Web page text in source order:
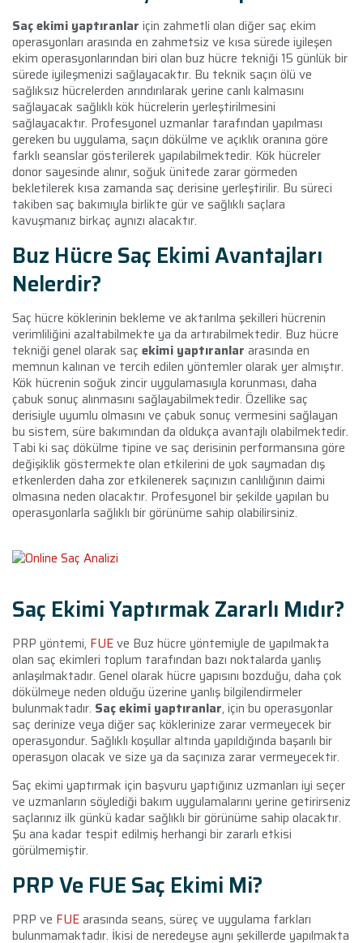
Saç ekimi yaptıranlar için zahmetli olan diğer saç ekim
operasyonları arasında en zahmetsiz ve kısa sürede iyileşen
ekim operasyonlarından biri olan buz hücre tekniği 15 günlük bir
sürede iyileşmenizi sağlayacaktır. Bu teknik saçın ölü ve
sağlıksız hücrelerden arındırılarak yerine canlı kalmasını
sağlayacak sağlıklı kök hücrelerin yerleştirilmesini
sağlayacaktır. Profesyonel uzmanlar tarafından yapılması
gereken bu uygulama, saçın dökülme ve açıklık oranına göre
farklı seanslar gösterilerek yapılabilmektedir. Kök hücreler
donor sayesinde alınır, soğuk ünitede zarar görmeden
bekletilerek kısa zamanda saç derisine yerleştirilir. Bu süreci
takiben saç bakımıyla birlikte gür ve sağlıklı saçlara
kavuşmanız birkaç aynızı alacaktır.
Buz Hücre Saç Ekimi Avantajları
Nelerdir?
Saç hücre köklerinin bekleme ve aktarılma şekilleri hücrenin
verimliliğini azaltabilmekte ya da artırabilmektedir. Buz hücre
tekniği genel olarak saç ekimi yaptıranlar arasında en
memnun kalınan ve tercih edilen yöntemler olarak yer almıştır.
Kök hücrenin soğuk zincir uygulamasıyla korunması, daha
çabuk sonuç alınmasını sağlayabilmektedir. Özellike saç
derisiyle uyumlu olmasını ve çabuk sonuç vermesini sağlayan
bu sistem, süre bakımından da oldukça avantajlı olabilmektedir.
Tabi ki saç dökülme tipine ve saç derisinin performansına göre
değişiklik göstermekte olan etkilerini de yok saymadan dış
etkenlerden daha zor etkilenerek saçınızın canlılığının daimi
olmasına neden olacaktır. Profesyonel bir şekilde yapılan bu
operasyonlarla sağlıklı bir görünüme sahip olabilirsiniz.
Saç Ekimi Yaptırmak Zararlı Mıdır?
PRP yöntemi, FUEve Buz hücre yöntemiyle de yapılmakta
olan saç ekimleri toplum tarafından bazı noktalarda yanlış
anlaşılmaktadır. Genel olarak hücre yapısını bozduğu, daha çok
dökülmeye neden olduğu üzerine yanlış bilgilendirmeler
bulunmaktadır. Saç ekimi yaptıranlar, için bu operasyonlar
saç derinize veya diğer saç köklerinize zarar vermeyecek bir
operasyondur. Sağlıklı koşullar altında yapıldığında başarılı bir
operasyon olacak ve size ya da saçınıza zarar vermeyecektir.
Saç ekimi yaptırmak için başvuru yaptığınız uzmanları iyi seçer
ve uzmanların söylediği bakım uygulamalarını yerine getirirseniz
saçlarınız ilk günkü kadar sağlıklı bir görünüme sahip olacaktır.
Şu ana kadar tespit edilmiş herhangi bir zararlı etkisi
görülmemiştir.
PRP Ve FUE Saç Ekimi Mi?
PRP ve FUEarasında seans, süreç ve uygulama farkları
bulunmamaktadır. İkisi de neredeyse aynı şekillerde yapılmakta